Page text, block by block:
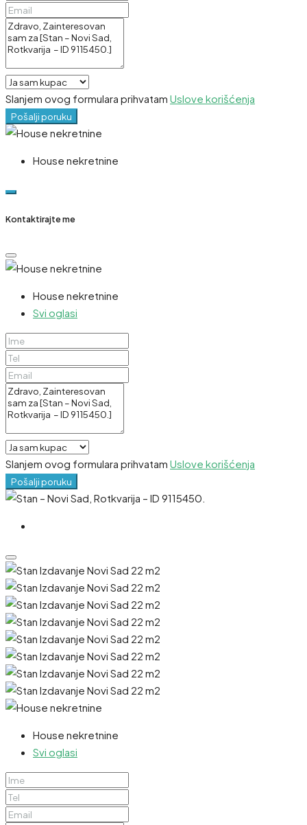
Slanjem ovog formulara prihvatam Uslove korišćenja
Pošalji poruku
House nekretnine
Kontaktirajte me
House nekretnine
Svi oglasi
Slanjem ovog formulara prihvatam Uslove korišćenja
Pošalji poruku
House nekretnine
Svi oglasi